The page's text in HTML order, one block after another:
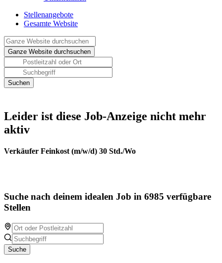
Stellenangebote
Gesamte Website
Leider ist diese Job-Anzeige nicht mehr
aktiv
Verkäufer Feinkost (m/w/d) 30 Std./Wo
Suche nach deinem idealen Job in 6985 verfügbare
Stellen
Suche